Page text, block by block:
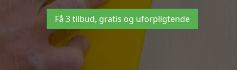
Få 3 tilbud, gratis og uforpligtende